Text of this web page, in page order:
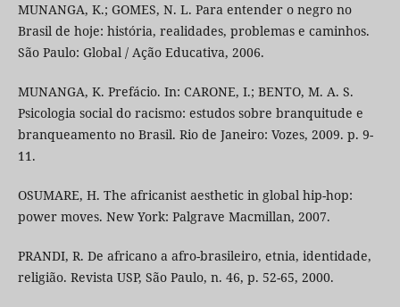
MUNANGA, K.; GOMES, N. L. Para entender o negro no
Brasil de hoje: história, realidades, problemas e caminhos.
São Paulo: Global / Ação Educativa, 2006.
MUNANGA, K. Prefácio. In: CARONE, I.; BENTO, M. A. S.
Psicologia social do racismo: estudos sobre branquitude e
branqueamento no Brasil. Rio de Janeiro: Vozes, 2009. p. 9-
11.
OSUMARE, H. The africanist aesthetic in global hip-hop:
power moves. New York: Palgrave Macmillan, 2007.
PRANDI, R. De africano a afro-brasileiro, etnia, identidade,
religião. Revista USP, São Paulo, n. 46, p. 52-65, 2000.